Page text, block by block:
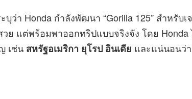
ว่า Honda กำลังพัฒนา “Gorilla 125” สำหรับ
ย แต่พร้อมพาออกทริปแบบจริงจัง โดย Honda
เช่น สหรัฐอเมริกา ยุโรป อินเดีย และแน่นอนว่